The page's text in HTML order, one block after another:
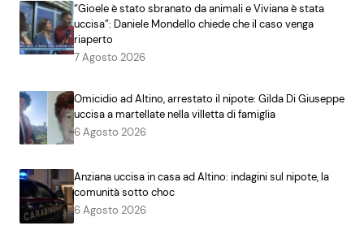
“Gioele è stato sbranato da animali e Viviana è stata
uccisa”: Daniele Mondello chiede che il caso venga
riaperto
7 Agosto 2026
Omicidio ad Altino, arrestato il nipote: Gilda Di Giuseppe
uccisa a martellate nella villetta di famiglia
6 Agosto 2026
Anziana uccisa in casa ad Altino: indagini sul nipote, la
comunità sotto choc
6 Agosto 2026